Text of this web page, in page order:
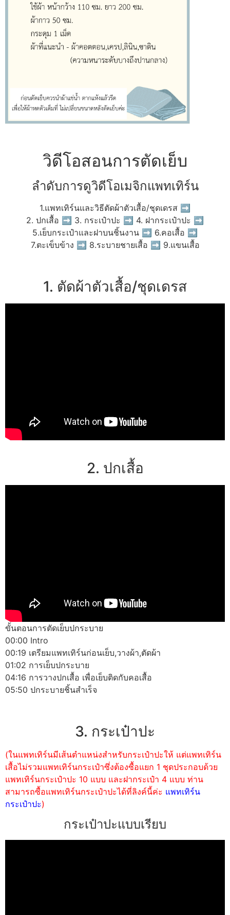
วิดีโอสอนการตัดเย็บ
ลำดับการดูวิดีโอเมจิกแพทเทิร์น
1.แพทเทิร์นและวิธีตัดผ้าตัวเสื้อ/ชุดเดรส ➡
2. ปกเสื้อ ➡ 3. กระเป๋าปะ ➡ 4. ฝากระเป๋าปะ ➡
5.เย็บกระเป๋าและฝาบนชิ้นงาน ➡ 6.คอเสื้อ ➡
7.ตะเข็บข้าง ➡ 8.ระบายชายเสื้อ ➡ 9.แขนเสื้อ
1. ตัดผ้าตัวเสื้อ/ชุดเดรส
2. ปกเสื้อ
ขั้นตอนการตัดเย็บปกระบาย
00:00 Intro
00:19 เตรียมแพทเทิร์นก่อนเย็บ,วางผ้า,ตัดผ้า
01:02 การเย็บปกระบาย
04:16 การวางปกเสื้อ เพื่อเย็บติดกับคอเสื้อ
05:50 ปกระบายชิ้นสำเร็จ
3. กระเป๋าปะ
(ในแพทเทิร์นมีเส้นตำแหน่งสำหรับกระเป๋าปะให้ แต่แพทเทิร์น
เสื้อไม่รวมแพทเทิร์นกระเป๋าซึ่งต้องซื้อแยก 1 ชุดประกอบด้วย
แพทเทิร์นกระเป๋าปะ 10 แบบ และฝากระเป๋า 4 แบบ ท่าน
สามารถซื้อแพทเทิร์นกระเป๋าปะได้ที่ลิงค์นี้ค่ะ แพทเทิร์น
กระเป๋าปะ)
กระเป๋าปะแบบเรียบ